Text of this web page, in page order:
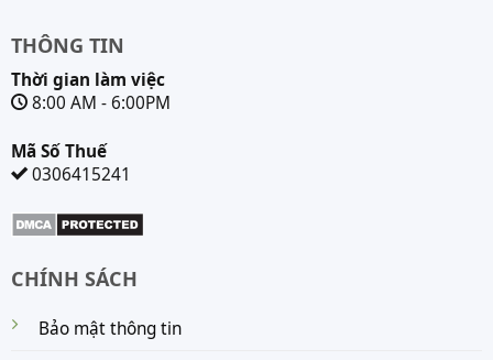
THÔNG TIN
Thời gian làm việc
8:00 AM - 6:00PM
Mã Số Thuế
0306415241
CHÍNH SÁCH
Bảo mật thông tin